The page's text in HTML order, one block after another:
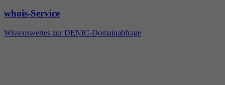
whois-Service
Wissenswertes zur DENIC-Domainabfrage